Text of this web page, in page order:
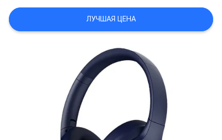
КАЧЕСТВА
НОВОСТИ
ЛУЧШАЯ ЦЕНА